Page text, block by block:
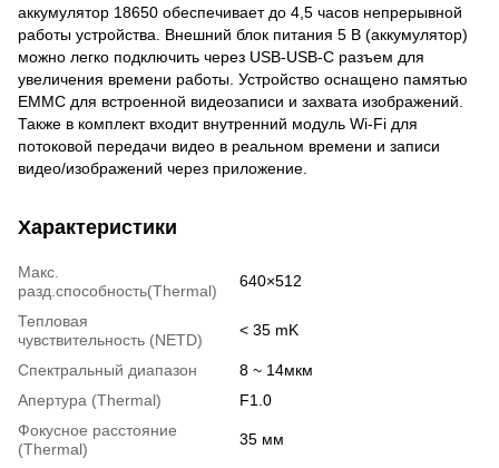
аккумулятор 18650 обеспечивает до 4,5 часов непрерывной
работы устройства. Внешний блок питания 5 В (аккумулятор)
можно легко подключить через USB-USB-C разъем для
увеличения времени работы. Устройство оснащено памятью
EMMC для встроенной видеозаписи и захвата изображений.
Также в комплект входит внутренний модуль Wi-Fi для
потоковой передачи видео в реальном времени и записи
видео/изображений через приложение.
Характеристики
Макс.
разд.способность(Thermal)
640×512
Тепловая
чувствительность (NETD)
< 35 mK
Спектральный диапазон
8 ~ 14мкм
Апертура (Thermal)
F1.0
Фокусное расстояние
(Thermal)
35 мм